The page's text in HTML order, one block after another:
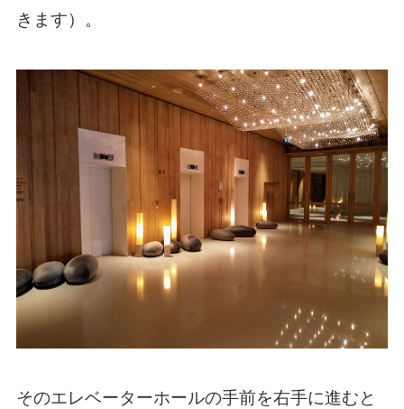
きます）。
そのエレベーターホールの手前を右手に進むと